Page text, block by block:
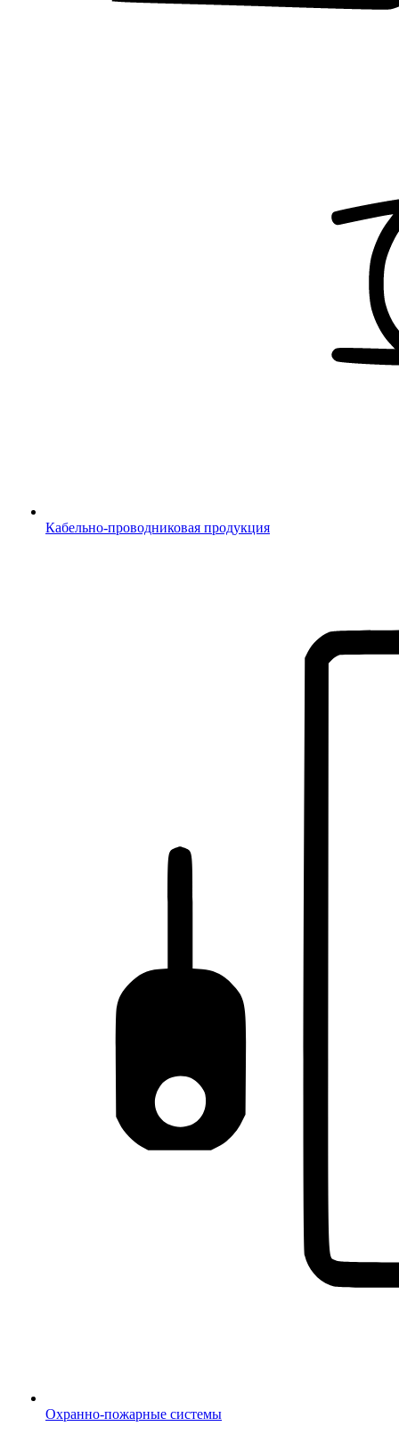
Кабельно-проводниковая продукция
Охранно-пожарные системы